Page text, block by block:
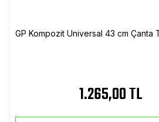
GP Kompozit Universal 43 cm Çanta
1.265,00 TL